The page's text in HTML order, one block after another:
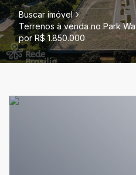
Buscar imóvel
Terrenos à venda no Park
por R$ 1.850.000